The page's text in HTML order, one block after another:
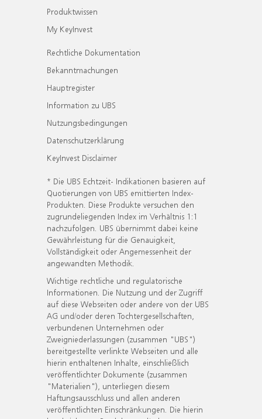
Produktwissen
My KeyInvest
Rechtliche Dokumentation
Bekanntmachungen
Hauptregister
Information zu UBS
Nutzungsbedingungen
Datenschutzerklärung
KeyInvest Disclaimer
* Die UBS Echtzeit- Indikationen basieren auf
Quotierungen von UBS emittierten Index-
Produkten. Diese Produkte versuchen den
zugrundeliegenden Index im Verhältnis 1:1
nachzufolgen. UBS übernimmt dabei keine
Gewährleistung für die Genauigkeit,
Vollständigkeit oder Angemessenheit der
angewandten Methodik.
Wichtige rechtliche und regulatorische
Informationen. Die Nutzung und der Zugriff
auf diese Webseiten oder andere von der UBS
AG und/oder deren Tochtergesellschaften,
verbundenen Unternehmen oder
Zweigniederlassungen (zusammen "UBS")
bereitgestellte verlinkte Webseiten und alle
hierin enthaltenen Inhalte, einschließlich
veröffentlichter Dokumente (zusammen
"Materialien"), unterliegen diesem
Haftungsausschluss und allen anderen
veröffentlichten Einschränkungen. Die hierin